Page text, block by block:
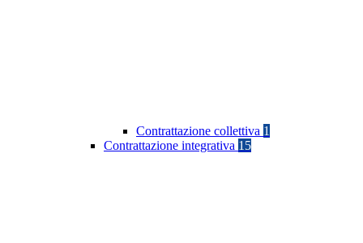
Contrattazione collettiva 1
Contrattazione integrativa 15